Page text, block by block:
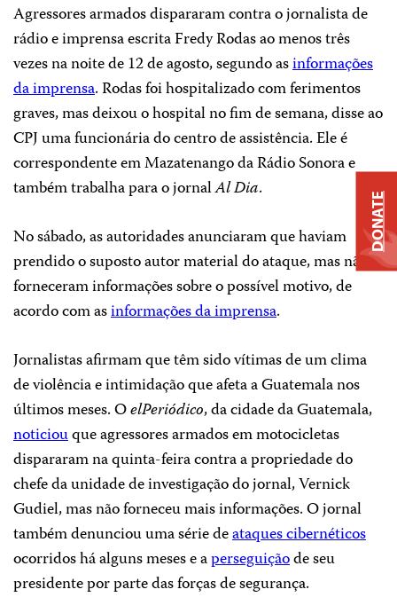
Agressores armados dispararam contra o jornalista de
rádio e imprensa escrita Fredy Rodas ao menos três
vezes na noite de 12 de agosto, segundo asinformações
da imprensa. Rodas foi hospitalizado com ferimentos
graves, mas deixou o hospital no fim de semana, disse ao
CPJ uma funcionária do centro de assistência. Ele é
correspondente em Mazatenango da Rádio Sonora e
também trabalha para o jornalAl Dia.
No sábado, as autoridades anunciaram que haviam
prendido o suposto autor material do ataque, mas não
forneceram informações sobre o possível motivo, de
acordo com asinformações da imprensa.
Jornalistas afirmam que têm sido vítimas de um clima
de violência e intimidação que afeta a Guatemala nos
últimos meses. OelPeriódico, da cidade da Guatemala,
noticiouque agressores armados em motocicletas
dispararam na quinta-feira contra a propriedade do
chefe da unidade de investigação do jornal, Vernick
Gudiel, mas não forneceu mais informações. O jornal
também denunciou uma série deataques cibernéticos
ocorridos há alguns meses e aperseguiçãode seu
presidente por parte das forças de segurança.
DONATE